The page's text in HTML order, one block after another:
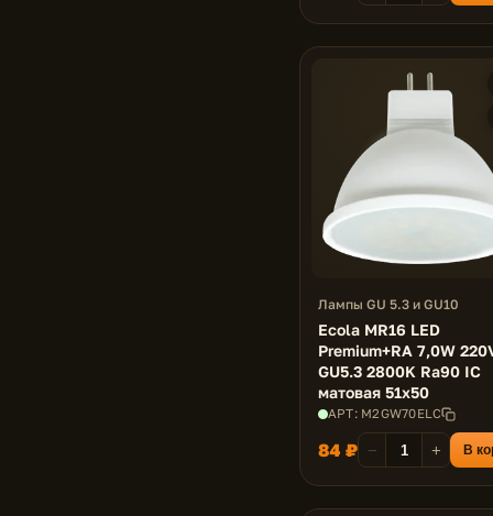
Лампы GU 5.3 и GU10
Ecola MR16 LED
Premium+RA 7,0W
GU5.3 2800K Ra90 IC
матовая 51x50
АРТ: M2GW70ELC
84 ₽ − + В